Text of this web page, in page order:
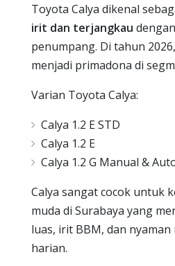
Toyota Calya dikenal
irit dan terjangkau
penumpang. Di tahun
menjadi primadona di
Varian Toyota Calya:
Calya 1.2 E STD
Calya 1.2 E
Calya 1.2 G Manual &
Calya sangat cocok untuk
muda di Surabaya yang
luas, irit BBM, dan
harian.